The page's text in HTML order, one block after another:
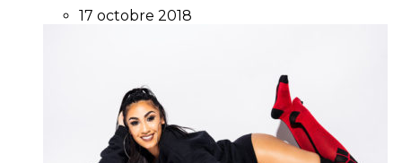
17 octobre 2018